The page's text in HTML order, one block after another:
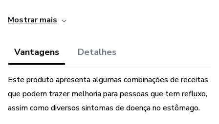
4 - Brusqueta De Berinjela
Mostrar mais
Vantagens Detalhes
Este produto apresenta algumas combinações de receitas
que podem trazer melhoria para pessoas que tem refluxo,
assim como diversos sintomas de doença no estômago.